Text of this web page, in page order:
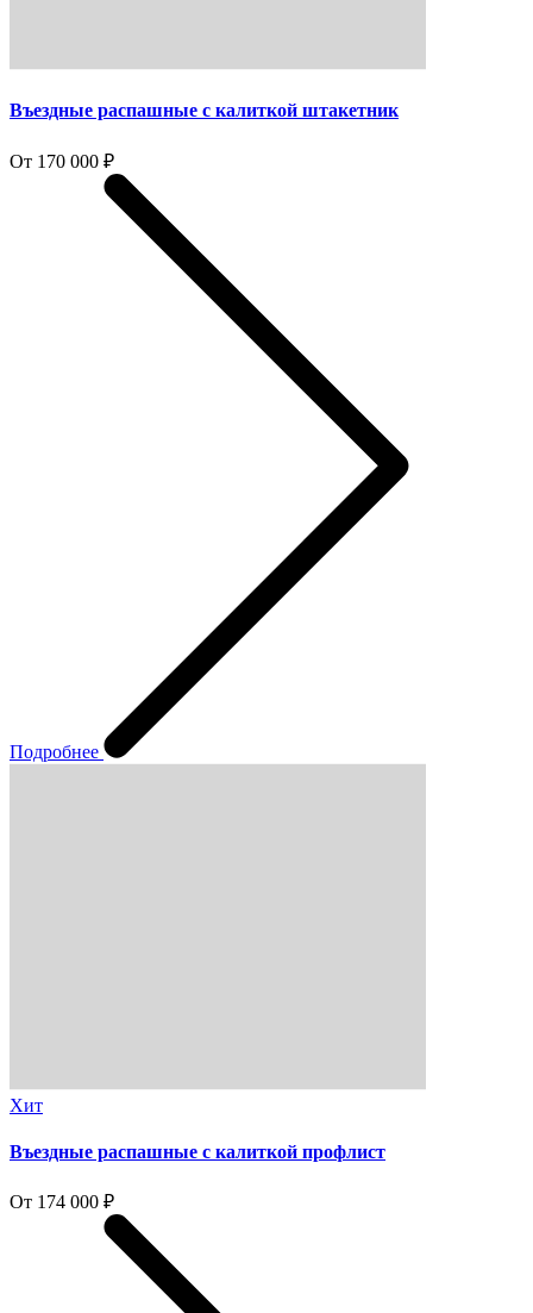
Въездные распашные с калиткой штакетник
От 170 000 ₽
Подробнее
Хит
Въездные распашные с калиткой профлист
От 174 000 ₽